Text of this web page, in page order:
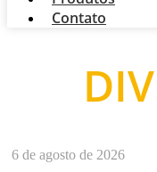
Contato
6 de agosto de 2026